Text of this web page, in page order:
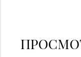
8 (0176) 70-23-